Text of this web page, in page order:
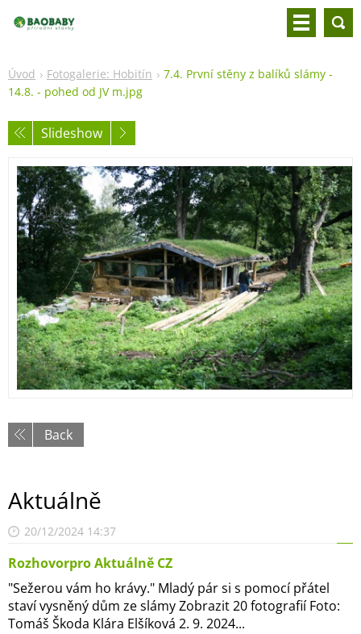
Úvod Fotogalerie: Hobitín
7.4. První stěny z balíků slámy -
14.8. - pohed od JV m.jpg
Slideshow
Back
Aktuálně
20/12/2024 14:37
Rozhovorpro Aktuálně CZ
"Sežerou vám ho krávy." Mladý pár si s pomocí přátel
staví vysněný dům ze slámy Zobrazit 20 fotografií Foto:
Tomáš Škoda Klára Elšíková 2. 9. 2024...